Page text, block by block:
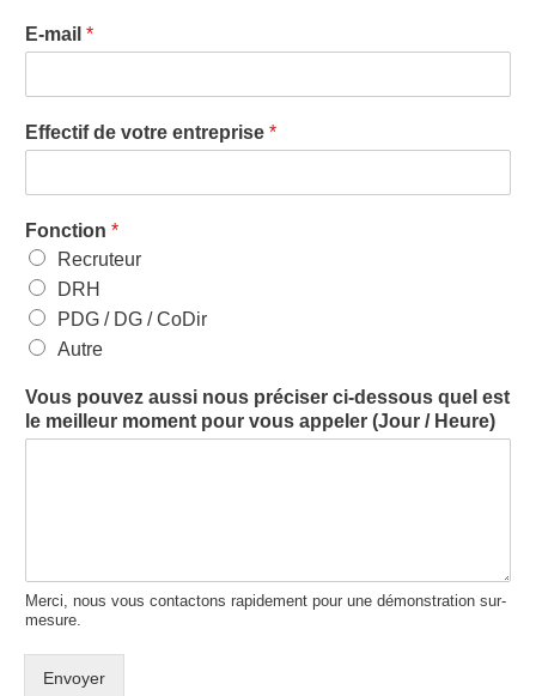
E-mail *
Effectif de votre entreprise *
Fonction *
Recruteur
DRH
PDG / DG / CoDir
Autre
Vous pouvez aussi nous préciser ci-dessous quel est
le meilleur moment pour vous appeler (Jour / Heure)
Merci, nous vous contactons rapidement pour une démonstration sur-
mesure.
Envoyer